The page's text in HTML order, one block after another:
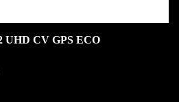
CV GPS ECO